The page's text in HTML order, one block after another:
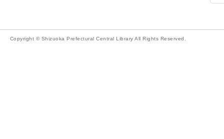
Copyright © Shizuoka Prefectural Central Library All Rights Reserved.